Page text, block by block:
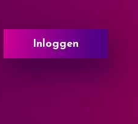
Inloggen